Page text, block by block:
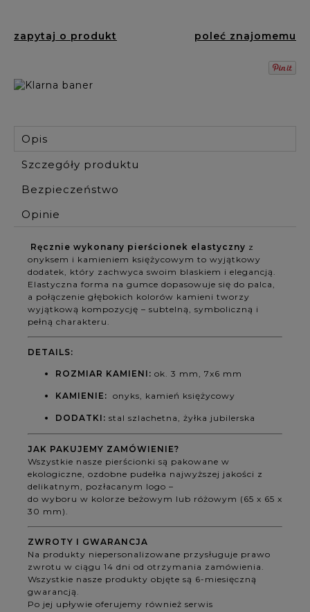
zapytaj o produkt poleć znajomemu
Opis
Szczegóły produktu
Bezpieczeństwo
Opinie
Ręcznie wykonany pierścionek elastyczny z
onyksem i kamieniem księżycowym to wyjątkowy
dodatek, który zachwyca swoim blaskiem i elegancją.
Elastyczna forma na gumce dopasowuje się do palca,
a połączenie głębokich kolorów kamieni tworzy
wyjątkową kompozycję – subtelną, symboliczną i
pełną charakteru.
DETAILS:
ROZMIAR KAMIENI: ok. 3 mm, 7x6 mm
KAMIENIE: onyks, kamień księżycowy
DODATKI: stal szlachetna, żyłka jubilerska
JAK PAKUJEMY ZAMÓWIENIE?
Wszystkie nasze pierścionki są pakowane w
ekologiczne, ozdobne pudełka najwyższej jakości z
delikatnym, pozłacanym logo –
do wyboru w kolorze beżowym lub różowym (65 x 65 x
30 mm).
ZWROTY I GWARANCJA
Na produkty niepersonalizowane przysługuje prawo
zwrotu w ciągu 14 dni od otrzymania zamówienia.
Wszystkie nasze produkty objęte są 6-miesięczną
gwarancją.
Po jej upływie oferujemy również serwis